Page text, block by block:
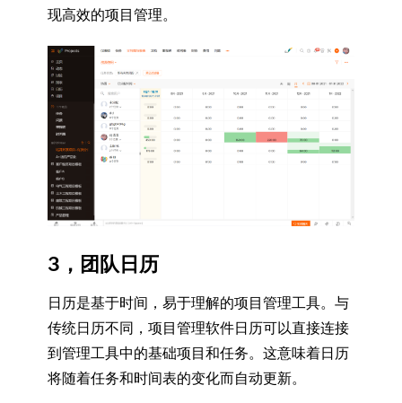
现高效的项目管理。
3，团队日历
日历是基于时间，易于理解的项目管理工具。与
传统日历不同，项目管理软件日历可以直接连接
到管理工具中的基础项目和任务。这意味着日历
将随着任务和时间表的变化而自动更新。